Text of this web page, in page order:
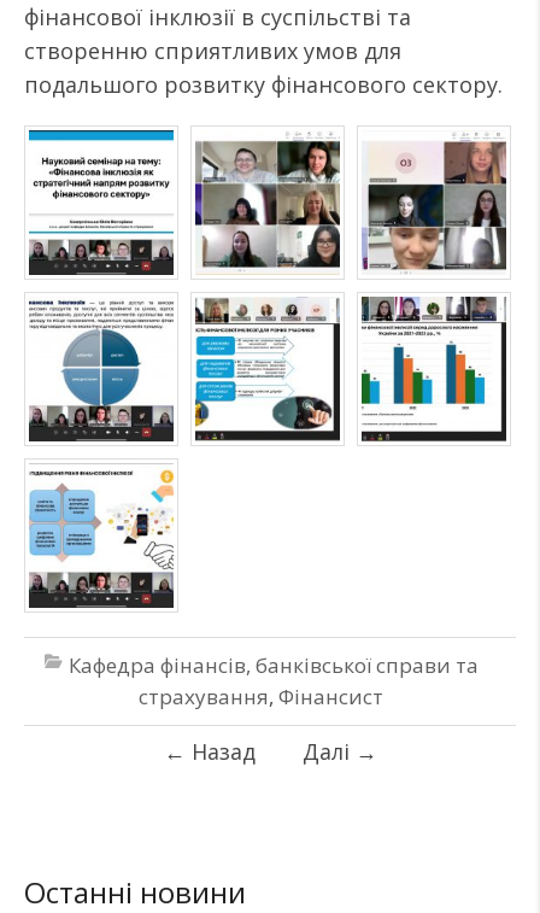
фінансової інклюзії в суспільстві та
створенню сприятливих умов для
подальшого розвитку фінансового сектору.
Кафедра фінансів, банківської справи та
страхування, Фінансист
← Назад Далі →
Останні новини